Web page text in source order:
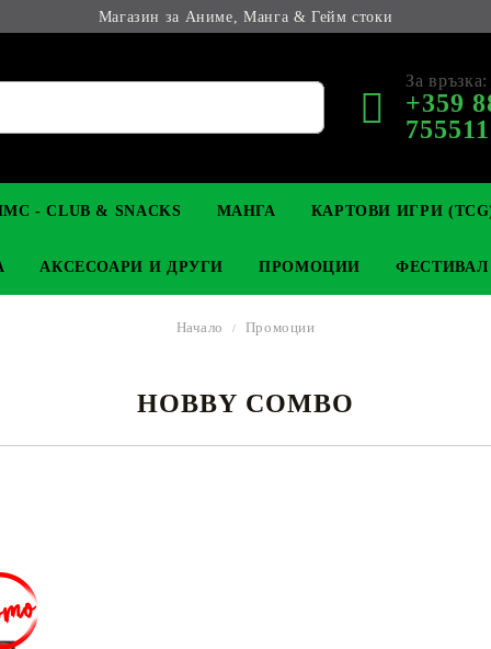
Магазин за Аниме, Манга & Гейм стоки
За връзка:
+359
КОЛЕКЦИОНЕРСКИ
YU-GI-OH! TCG
CARD GAME
- CLUB & SNACKS МАНГА
LIGHT NOVEL
КАРТОВИ ИГРИ
MAGIC: THE GATHERING
АНИМЕ ФИГУРКИ
АКСЕСОАРИ И ДРУГИ
КЛЮЧОДЪРЖАТЕЛИ
К-ПОП
ПРОМОЦИИ
Начало Промоции
HOBBY COMBO